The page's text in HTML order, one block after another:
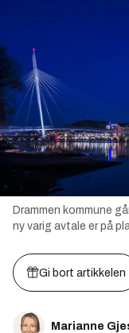
Drammen kommune
ny varig avtale er på
Gi bort artikkelen
Marianne